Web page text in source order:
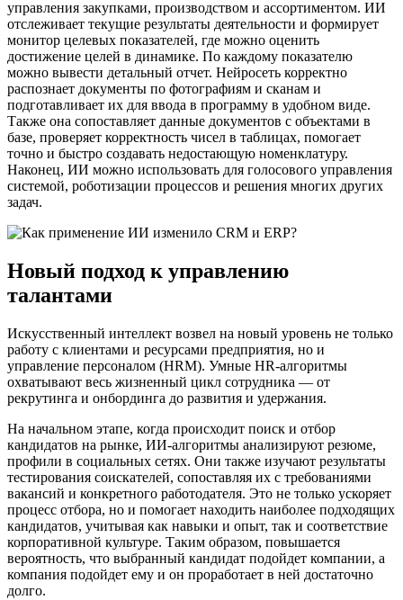
управления закупками, производством и ассортиментом. ИИ
отслеживает текущие результаты деятельности и формирует
монитор целевых показателей, где можно оценить
достижение целей в динамике. По каждому показателю
можно вывести детальный отчет. Нейросеть корректно
распознает документы по фотографиям и сканам и
подготавливает их для ввода в программу в удобном виде.
Также она сопоставляет данные документов с объектами в
базе, проверяет корректность чисел в таблицах, помогает
точно и быстро создавать недостающую номенклатуру.
Наконец, ИИ можно использовать для голосового управления
системой, роботизации процессов и решения многих других
задач.
Новый подход к управлению
талантами
Искусственный интеллект возвел на новый уровень не только
работу с клиентами и ресурсами предприятия, но и
управление персоналом (HRM). Умные HR-алгоритмы
охватывают весь жизненный цикл сотрудника — от
рекрутинга и онбординга до развития и удержания.
На начальном этапе, когда происходит поиск и отбор
кандидатов на рынке, ИИ-алгоритмы анализируют резюме,
профили в социальных сетях. Они также изучают результаты
тестирования соискателей, сопоставляя их с требованиями
вакансий и конкретного работодателя. Это не только ускоряет
процесс отбора, но и помогает находить наиболее подходящих
кандидатов, учитывая как навыки и опыт, так и соответствие
корпоративной культуре. Таким образом, повышается
вероятность, что выбранный кандидат подойдет компании, а
компания подойдет ему и он проработает в ней достаточно
долго.